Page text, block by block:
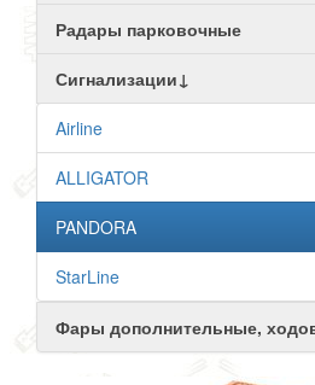
Радары парковочные
Сигнализации↓
Airline
ALLIGATOR
PANDORA
StarLine
Фары дополнительные,